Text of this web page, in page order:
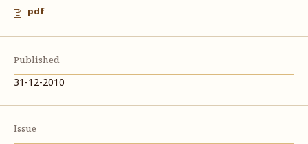
pdf
Published
31-12-2010
Issue